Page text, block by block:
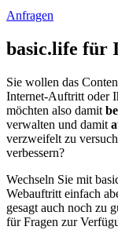
Anfragen
basic.life für
Sie wollen das
Internet-Auftritt oder
möchten also damit
verwalten und damit
verzweifelt zu
verbessern?
Wechseln Sie mit
Webauftritt einfach
gesagt auch noch zu
für Fragen zur